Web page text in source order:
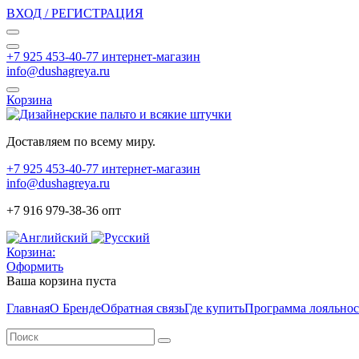
ВХОД / РЕГИСТРАЦИЯ
+7 925 453-40-77 интернет-магазин
info@dushagreya.ru
Корзина
Доставляем по всему миру.
+7 925 453-40-77 интернет-магазин
info@dushagreya.ru
+7 916 979-38-36 опт
Корзина:
Оформить
Ваша корзина пуста
ГлавнаяО БрендеОбратная связьГде купитьПрограмма